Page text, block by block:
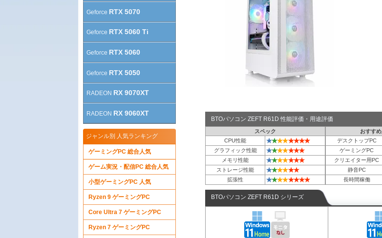
BTOパソコン ZEFT R61D 性能評価・用途評価
スペック おすす
CPU性能
★★★★★★★★ デスクトップPC
グラフィック性能
★★★★★★★ ゲーミングPC
メモリ性能
★★★★★★★ クリエイター用PC
ストレージ性能
★★★★★★ 静音PC
拡張性
★★★★★★★★ 長時間稼働
BTOパソコン ZEFT R61D シリーズ
Geforce RTX 5070
Geforce RTX 5060 Ti
Geforce RTX 5060
Geforce RTX 5050
RADEON RX 9070XT
RADEON RX 9060XT
ジャンル別 人気ランキング
ゲーミングPC 総合人気
ゲーム実況・配信PC 総合人気
小型ゲーミングPC 人気
Ryzen 9 ゲーミングPC
Core Ultra 7 ゲーミングPC
Ryzen 7 ゲーミングPC